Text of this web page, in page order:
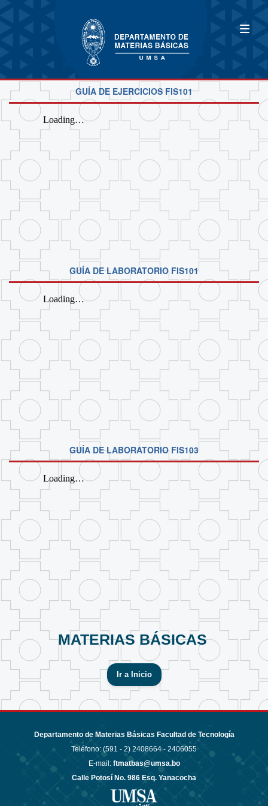
GUÍA DE EJERCICIOS FIS101
GUÍA DE LABORATORIO FIS101
GUÍA DE LABORATORIO FIS103
MATERIAS BÁSICAS
Ir a Inicio
Departamento de Materias Básicas Facultad de Tecnología
Teléfono: (591 - 2) 2408664 - 2406055
E-mail: ftmatbas@umsa.bo
Calle Potosí No. 986 Esq. Yanacocha